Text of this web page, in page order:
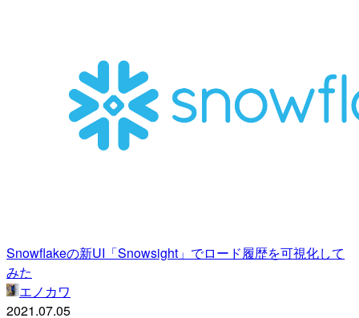
Snowflakeの新UI「Snowsight」でロード履歴を可視化して
みた
エノカワ
2021.07.05